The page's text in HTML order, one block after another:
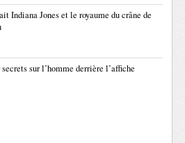
Indiana Jones et le royaume du crâne de
sur l’homme derrière l’affiche